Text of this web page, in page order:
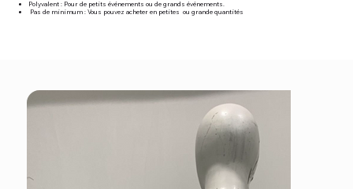
Polyvalent : Pour de petits événements ou de grands événements.
Pas de minimum : Vous pouvez acheter en petites ou grande quantités